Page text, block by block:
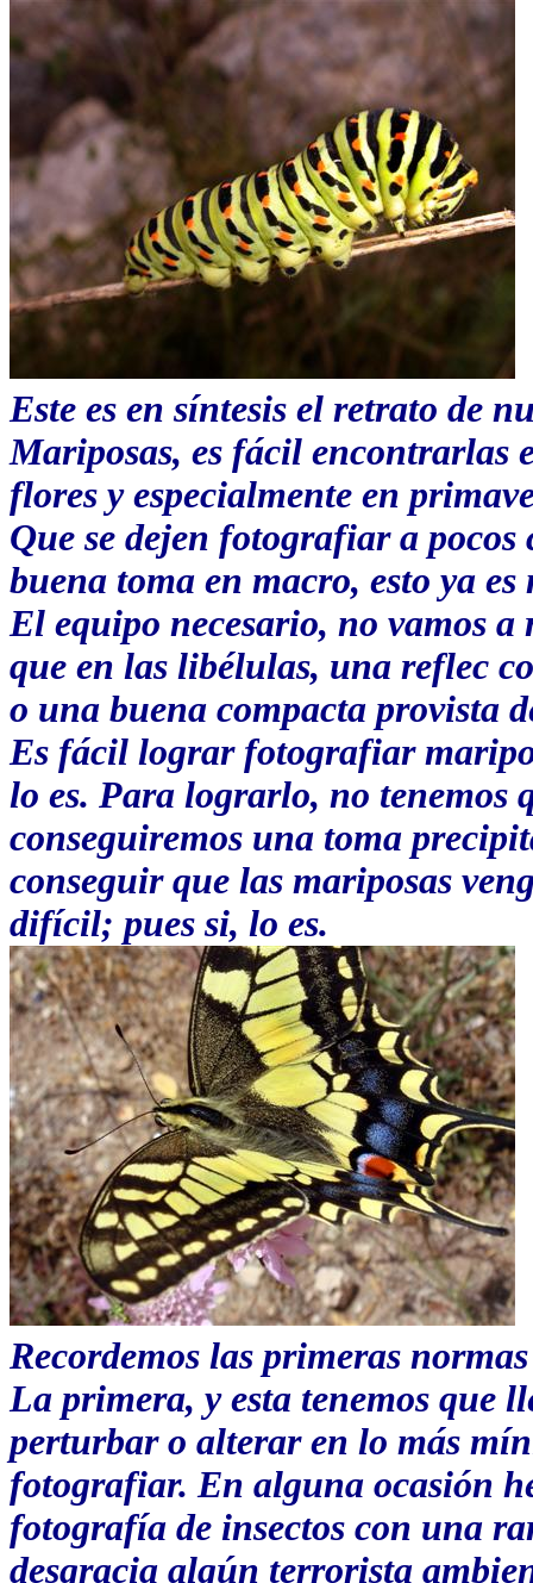
Este es en síntesis el retrato de
Mariposas, es fácil encontrarlas
flores y especialmente en
Que se dejen fotografiar a
buena toma en macro, esto ya
El equipo necesario, no vamos
que en las libélulas, una reflec
o una buena compacta provista
Es fácil lograr fotografiar
lo es. Para lograrlo, no tenemos
conseguiremos una toma
conseguir que las mariposas
difícil; pues si, lo es.
Recordemos las primeras
La primera, y esta tenemos que
perturbar o alterar en lo más
fotografiar. En alguna ocasión
fotografía de insectos con una
desgracia algún terrorista